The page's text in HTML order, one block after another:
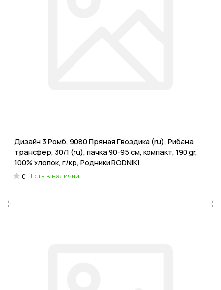
Дизайн 3 Ромб, 9080 Пряная Гвоздика (ru), Рибана
трансфер, 30/1 (ru), пачка 90-95 см, компакт, 190 gr,
100% хлопок, г/кр, Родники RODNIKI
0 Есть в наличии